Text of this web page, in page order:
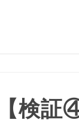
【検